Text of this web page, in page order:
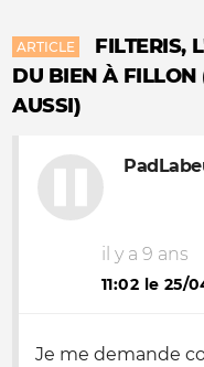
ARTICLE
FILTERIS,
DU BIEN À FILLON
AUSSI)
il y a 9 ans
11:02 le 25/
Je me demande